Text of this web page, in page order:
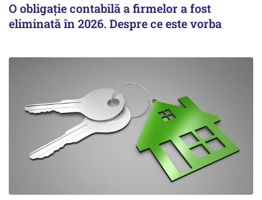
O obligație contabilă a firmelor a fost
eliminată în 2026. Despre ce este vorba